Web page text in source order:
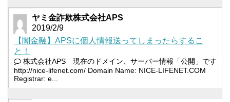
ヤミ金詐欺株式会社APS
2019/2/9
【闇金融】APSに個人情報送ってしまったらするこ
と！
株式会社APS 現在のドメイン、サーバー情報「公開」です
http://nice-lifenet.com/ Domain Name: NICE-LIFENET.COM
Registrar: e...